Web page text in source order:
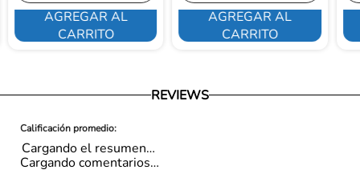
AGREGAR AL
CARRITO
AGREGAR AL
CARRITO
REVIEWS
Cargando el resumen…
Cargando comentarios…